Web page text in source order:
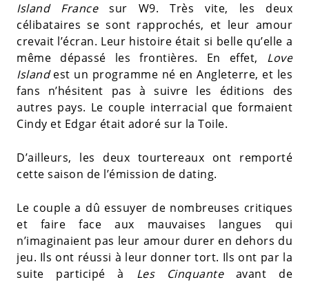
Island Francesur W9. Très vite, les deux
célibataires se sont rapprochés, et leur amour
crevait l’écran. Leur histoire était si belle qu’elle a
même dépassé les frontières. En effet, Love
Islandest un programme né en Angleterre, et les
fans n’hésitent pas à suivre les éditions des
autres pays. Le couple interracial que formaient
Cindy et Edgar était adoré sur la Toile.
D’ailleurs, les deux tourtereaux ont remporté
cette saison de l’émission de dating.
Le couple a dû essuyer de nombreuses critiques
et faire face aux mauvaises langues qui
n’imaginaient pas leur amour durer en dehors du
jeu. Ils ont réussi à leur donner tort. Ils ont par la
suite participé à Les Cinquanteavant de